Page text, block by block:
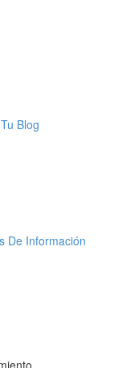
Blog
De Información